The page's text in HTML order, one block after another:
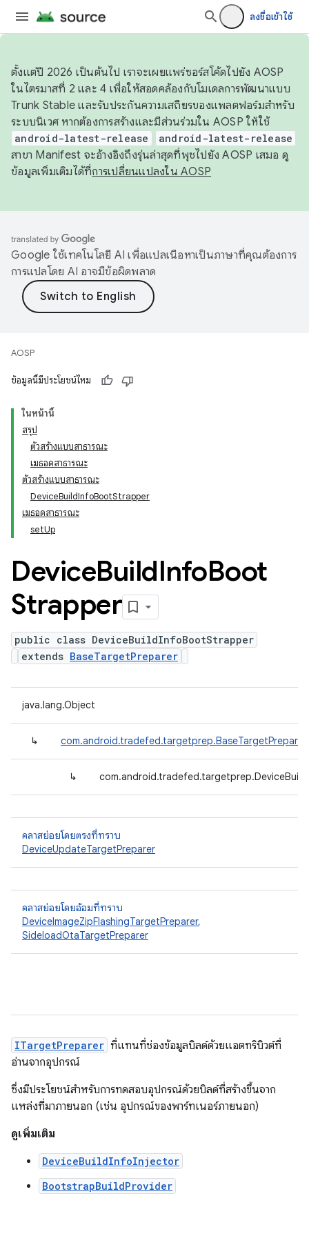
ลงชื่อเข้าใช้
ตั้งแต่ปี 2026 เป็นต้นไป เราจะเผยแพร่ซอร์สโค้ดไปยัง AOSP
ในไตรมาสที่ 2 และ 4 เพื่อให้สอดคล้องกับโมเดลการพัฒนาแบบ
Trunk Stable และรับประกันความเสถียรของแพลตฟอร์มสำหรับ
ระบบนิเวศ หากต้องการสร้างและมีส่วนร่วมใน AOSP ให้ใช้
android-latest-release android-latest-release
สาขา Manifest จะอ้างอิงถึงรุ่นล่าสุดที่พุชไปยัง AOSP เสมอ ดู
ข้อมูลเพิ่มเติมได้ที่การเปลี่ยนแปลงใน AOSP
Google ใช้เทคโนโลยี AI เพื่อแปลเนื้อหาเป็นภาษาที่คุณต้องการ
การแปลโดย AI อาจมีข้อผิดพลาด
AOSP
ข้อมูลนี้มีประโยชน์ไหม
ในหน้านี้
สรุป
ตัวสร้างแบบสาธารณะ
เมธอดสาธารณะ
ตัวสร้างแบบสาธารณะ
DeviceBuildInfoBootStrapper
เมธอดสาธารณะ
setUp
DeviceBuildInfoBoot
Strapper
public class DeviceBuildInfoBootStrapper
extends BaseTargetPreparer
java.lang.Object
↳ com.android.tradefed.targetprep.BaseTargetPreparer
↳
คลาสย่อยโดยตรงที่ทราบ
DeviceUpdateTargetPreparer
คลาสย่อยโดยอ้อมที่ทราบ
DeviceImageZipFlashingTargetPreparer,
SideloadOtaTargetPreparer
ITargetPreparer ที่แทนที่ช่องข้อมูลบิลด์ด้วยแอตทริบิวต์ที่
อ่านจากอุปกรณ์
ซึ่งมีประโยชน์สำหรับการทดสอบอุปกรณ์ด้วยบิลด์ที่สร้างขึ้นจาก
แหล่งที่มาภายนอก (เช่น อุปกรณ์ของพาร์ทเนอร์ภายนอก)
ดูเพิ่มเติม
DeviceBuildInfoInjector
BootstrapBuildProvider